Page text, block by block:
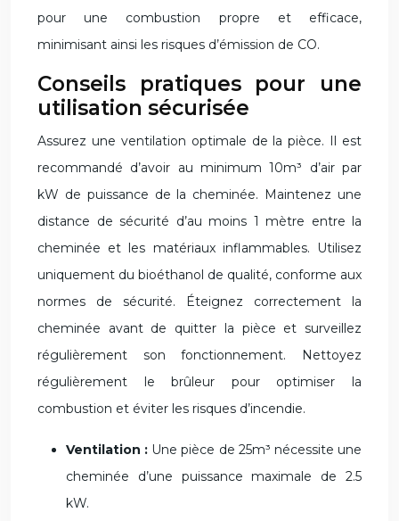
pour une combustion propre et efficace,
minimisant ainsi les risques d’émission de CO.
Conseils pratiques pour une
utilisation sécurisée
Assurez une ventilation optimale de la pièce. Il est
recommandé d’avoir au minimum 10m³ d’air par
kW de puissance de la cheminée. Maintenez une
distance de sécurité d’au moins 1 mètre entre la
cheminée et les matériaux inflammables. Utilisez
uniquement du bioéthanol de qualité, conforme aux
normes de sécurité. Éteignez correctement la
cheminée avant de quitter la pièce et surveillez
régulièrement son fonctionnement. Nettoyez
régulièrement le brûleur pour optimiser la
combustion et éviter les risques d’incendie.
Ventilation : Une pièce de 25m³ nécessite une
cheminée d’une puissance maximale de 2.5
kW.